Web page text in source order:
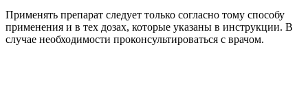
Применять препарат следует только согласно тому способу
применения и в тех дозах, которые указаны в инструкции. В
случае необходимости проконсультироваться с врачом.